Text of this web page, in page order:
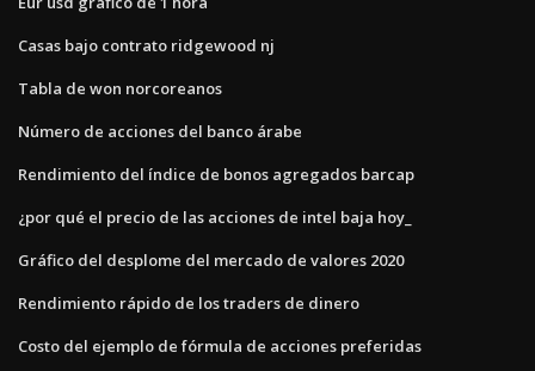
Casas bajo contrato ridgewood nj
Tabla de won norcoreanos
Número de acciones del banco árabe
Rendimiento del índice de bonos agregados barcap
¿por qué el precio de las acciones de intel baja hoy_
Gráfico del desplome del mercado de valores 2020
Rendimiento rápido de los traders de dinero
Costo del ejemplo de fórmula de acciones preferidas